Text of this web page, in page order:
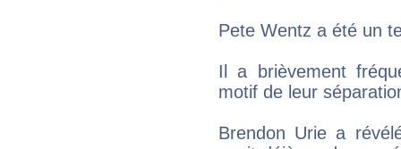
Pete Wentz a été un
Il a brièvement
motif de leur
Brendon Urie a